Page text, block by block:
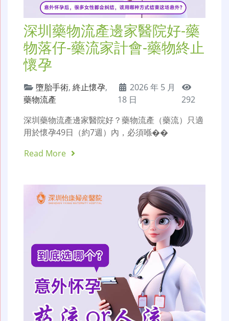
深圳藥物流產邊家醫院好-藥
物落仔-藥流家計會-藥物終止
懷孕
墮胎手術, 終止懷孕,
藥物流產
2026 年 5 月
18 日
292
深圳藥物流產邊家醫院好？藥物流產（藥流）只適
用於懷孕49日（約7週）內，必須喺��
Read More